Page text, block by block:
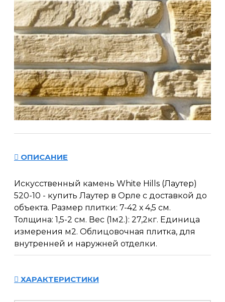
ОПИСАНИЕ
Искусственный камень White Hills (Лаутер)
520-10 - купить Лаутер в Орле с доставкой до
объекта. Размер плитки: 7-42 х 4,5 см.
Толщина: 1,5-2 см. Вес (1м2.): 27,2кг. Единица
измерения м2. Облицовочная плитка, для
внутренней и наружней отделки.
ХАРАКТЕРИСТИКИ